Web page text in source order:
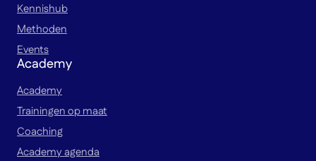
Kennishub
Methoden
Events
Academy
Academy
Trainingen op maat
Coaching
Academy agenda